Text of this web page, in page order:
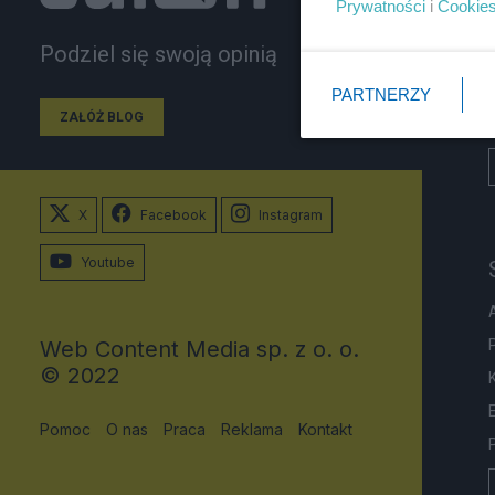
Podziel się swoją opinią
ZAŁÓŻ BLOG
X Facebook Instagram
Youtube
Web Content Media sp. z o. o.
© 2022
Pomoc O nas Praca Reklama Kontakt
Prywatności i Cookies
PARTNERZY